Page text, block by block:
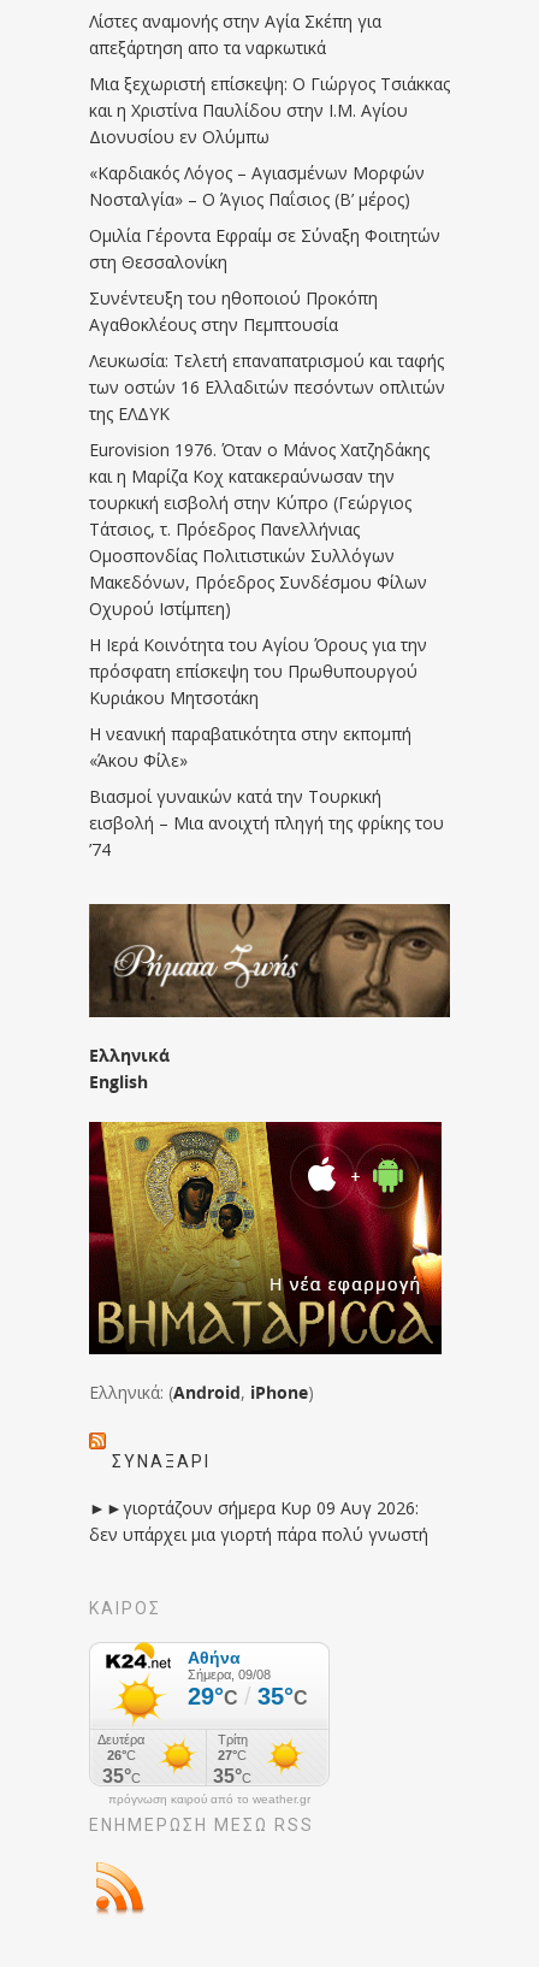
Λίστες αναμονής στην Αγία Σκέπη για
απεξάρτηση απο τα ναρκωτικά
Μια ξεχωριστή επίσκεψη: Ο Γιώργος Τσιάκκας
και η Χριστίνα Παυλίδου στην Ι.Μ. Αγίου
Διονυσίου εν Ολύμπω
«Καρδιακός Λόγος – Αγιασμένων Μορφών
Νοσταλγία» – Ο Άγιος Παΐσιος (Β’ μέρος)
Ομιλία Γέροντα Εφραίμ σε Σύναξη Φοιτητών
στη Θεσσαλονίκη
Συνέντευξη του ηθοποιού Προκόπη
Αγαθοκλέους στην Πεμπτουσία
Λευκωσία: Τελετή επαναπατρισμού και ταφής
των οστών 16 Ελλαδιτών πεσόντων οπλιτών
της ΕΛΔΥΚ
Eurovision 1976. Όταν ο Μάνος Χατζηδάκης
και η Μαρίζα Κοχ κατακεραύνωσαν την
τουρκική εισβολή στην Κύπρο (Γεώργιος
Τάτσιος, τ. Πρόεδρος Πανελλήνιας
Ομοσπονδίας Πολιτιστικών Συλλόγων
Μακεδόνων, Πρόεδρος Συνδέσμου Φίλων
Οχυρού Ιστίμπεη)
Η Ιερά Κοινότητα του Αγίου Όρους για την
πρόσφατη επίσκεψη του Πρωθυπουργού
Κυριάκου Μητσοτάκη
Η νεανική παραβατικότητα στην εκπομπή
«Άκου Φίλε»
Βιασμοί γυναικών κατά την Τουρκική
εισβολή – Μια ανοιχτή πληγή της φρίκης του
’74
Ελληνικά
English
Ελληνικά: (Android, iPhone)
ΣΥΝΑΞΆΡΙ
►►γιορτάζουν σήμερα Κυρ 09 Αυγ 2026:
δεν υπάρχει μια γιορτή πάρα πολύ γνωστή
ΚΑΙΡΟΣ
πρόγνωση καιρού από το weather.gr
ΕΝΗΜΈΡΩΣΉ ΜΕΣΩ RSS